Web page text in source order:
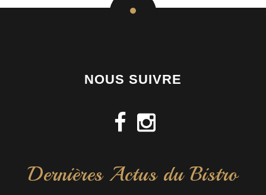
NOUS SUIVRE
Dernières Actus du Bistro